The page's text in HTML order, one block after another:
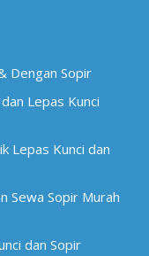
Dengan Sopir
Lepas Kunci
Lepas Kunci dan
Sewa Sopir Murah
dan Sopir